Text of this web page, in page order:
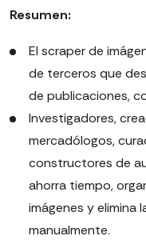
Resumen:
El scraper de
de terceros que
de publicaciones,
Investigadores,
mercadólogos,
constructores de
ahorra tiempo,
imágenes y elimina
manualmente.